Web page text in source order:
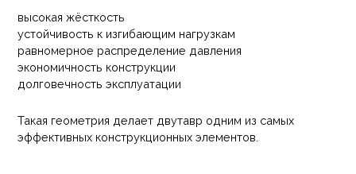
высокая жёсткость
устойчивость к изгибающим нагрузкам
равномерное распределение давления
экономичность конструкции
долговечность эксплуатации
Такая геометрия делает двутавр одним из самых
эффективных конструкционных элементов.